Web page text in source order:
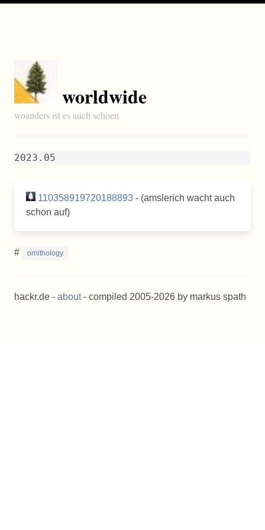
worldwide
woanders ist es auch schoen
2023.05
110358919720188893 - (amslerich wacht auch
schon auf)
# ornithology
hackr.de - about- compiled 2005-2026 by markus spath